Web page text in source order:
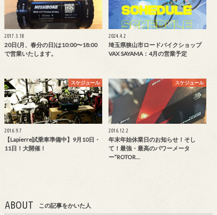
2017.3.18
20日(月、春分の日)は10:00〜18:00
で営業いたします。
2024.4.2
埼玉県狭山市ロードバイクショップ
VAX SAYAMA：4月の営業予定
スケジュール
2016.9.7
【Lapierre試乗車準備中】9月10日・
11日！大開催！
スケジュール
2016.12.2
年末年始休業日のお知らせ！そし
て！最強・最高のパワーメータ
ー”ROTOR…
ABOUT この記事をかいた人